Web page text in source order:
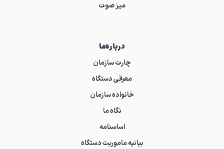
میز صوت
درباره‌ما
چارت سازمان
معرفی دستگاه
خانواده سازمان
نگاه ما
اساسنامه
بیانیه ماموریت دستگاه